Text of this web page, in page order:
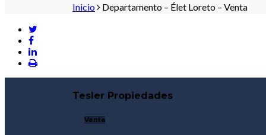
Inicio Departamento – Élet Loreto – Venta
Tesler Propiedades
Venta